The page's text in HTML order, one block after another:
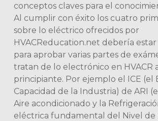
conceptos claves para el
Al cumplir con éxito los cuatro
sobre lo eléctrico ofrecidos por
HVACReducation.net debería
para aprobar varias partes de
tratan de lo electrónico en HVACR
principiante. Por ejemplo el ICE (el
Capacidad de la Industria) de ARI
Aire acondicionado y la
eléctrica fundamental del Nivel de